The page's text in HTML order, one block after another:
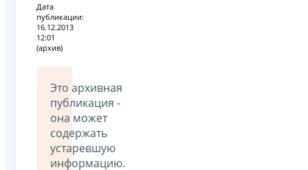
Дата
публикации:
16.12.2013
12:01
(архив)
Это архивная
публикация -
она может
содержать
устаревшую
информацию.